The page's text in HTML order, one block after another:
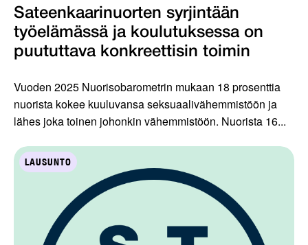
Sateenkaarinuorten syrjintään
työelämässä ja koulutuksessa on
puututtava konkreettisin toimin
Vuoden 2025 Nuorisobarometrin mukaan 18 prosenttia
nuorista kokee kuuluvansa seksuaalivähemmistöön ja
lähes joka toinen johonkin vähemmistöön. Nuorista 16...
LAUSUNTO